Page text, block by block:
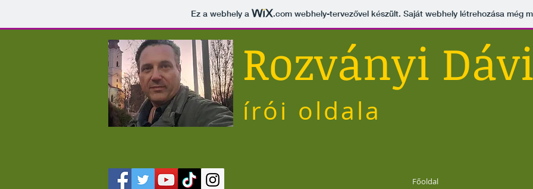
Ez a webhely a .comwebhely-tervezővel készült. Saját webhely létrehozása még
Rozványi
írói oldala
Főoldal